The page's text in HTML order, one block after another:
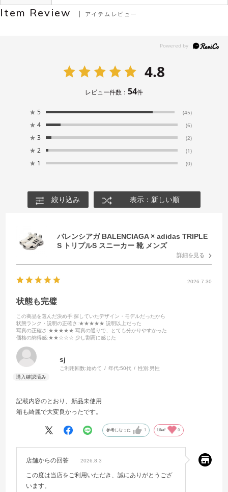
Item Review アイテムレビュー
4.8
レビュー件数： 54件
★ 5 (45)
★ 4 (6)
★ 3 (2)
★ 2 (1)
★ 1 (0)
絞り込み 表示：新しい順
バレンシアガ BALENCIAGA × adidas TRIPLE
S トリプルS スニーカー 靴 メンズ
詳細を見る
2026.7.30
状態も完璧
この商品を選んだ決め手:探していたデザイン・モデルだったから
状態ランク・説明の正確さ :★★★★★ 説明以上だった
写真の正確さ :★★★★★ 写真の通りで、とても分かりやすかった
価格の納得感:★★☆☆☆ 少し割高に感じた
sj
ご利用回数:始めて 年代:50代 性別:男性
記載内容のとおり、新品未使用
箱も綺麗で大変良かったです。
参考になった 1 Like! 0
店舗からの回答 2026.8.3
この度は当店をご利用いただき、誠にありがとうござ
います。